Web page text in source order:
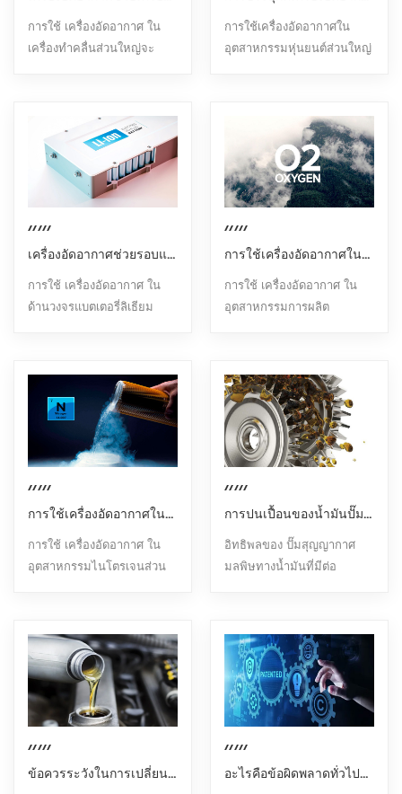
การใช้ เครื่องอัดอากาศ ใน
เครื่องทำคลื่นส่วนใหญ่จะ
อัดอากาศให้แหล่งอากาศอัดที่
จำเป็นสำหรับเครื่องคลื่น
อากาศอัดนี้ใช้เพื่อขับเคลื่อน
การเคลื่อนที่ของเครื่องทำ
คลื่นเพื่อจำลองผลกระทบของ
คลื่นทะเลในถังเก็บคลื่นเทียม
2.การป้องกันคุณภาพน้ำ: ใน
สถานที่เช่นสวนน้ำ การ
ควบคุมคุณภาพน้ำมีความเข้ม
งวดมาก ดังนั้นจึงมีข้อกำหนด
การใช้เครื่องอัดอากาศใน
อุตสาหกรรมหุ่นยนต์ส่วนใหญ่
เครื่องอัดอากาศช่วยให้หุ่น
ยนต์อุตสาหกรรมได้รับอากาศ
อัดที่จำเป็นในการทำงานต่างๆ
โดยทั่วไปหุ่นยนต์
อุตสาหกรรมจะใช้ตัวกระตุ้น
แบบนิวแมติกในการ
เคลื่อนไหวและการทำงาน
เช่น การหนีบ การหมุน การ
ผลักและการดึง ฯลฯ ซึ่งต้องใช้
อากาศอัดในการจ่ายพลังงาน
อากาศแรงดันสูง...
เครื่องอัดอากาศช่วยรอบแบตเตอรี่ลิเธียม
การใช้ เครื่องอัดอากาศ ใน
ด้านวงจรแบตเตอรี่ลิเธียม
เครื่องอัดอากาศให้พลังงานลม
อัดที่จำเป็นสำหรับการเชื่อม
โยงจำนวนมากใน
กระบวนการผลิตแบตเตอรี่ลิเธี
ยม รวมถึงการหล่อเหล็กแท่ง
การปล่อยก๊าซของวัตถุอากาศ
พลาสติก สารละลายกวน การ
ขนย้ายชิป การทำความ
สะอาดด้วยเจ็ท การขับเคลื่อน
เครื่องอัดบรรจุภัณฑ์ เครื่องยก
การใช้เครื่องอัดอากาศในการผลิตออกซิเจน
การใช้ เครื่องอัดอากาศ ใน
อุตสาหกรรมการผลิต
อากาศอัด: เครื่องอัดอากาศให้
อากาศอัดที่จำเป็นใน
กระบวนการผลิตออกซิเจน ซึ่ง
เป็นพื้นฐานสำหรับการทำงาน
ของระบบการผลิตออกซิเจน
เครื่องอัดอากาศจะอัดอากาศ
และป้อนเข้าไปในหน่วยแยก
ของหัวออกซิเจน ซึ่งจะแยก
ออกซิเจนออกจากอากาศผ่าน
เทคโนโลยีการแยกเฉพาะ
สามารถอัดอากาศจำนวนมา...
การใช้เครื่องอัดอากาศในอุตสาหกรรมไนโตรเจน
การใช้ เครื่องอัดอากาศ ใน
อุตสาหกรรมไนโตรเจนส่วน
เครื่องอัดอากาศให้แหล่ง
อากาศอัดที่จำเป็นสำหรับ
เครื่องกำเนิดไนโตรเจน ซึ่ง
เป็นพื้นฐานสำหรับการทำงาน
ปกติของเครื่องกำเนิด
ไนโตรเจน เครื่องอัดอากาศจะ
อัดอากาศเพื่อเพิ่มความดัน
และความหนาแน่นของอากาศ
การปนเปื้อนของน้ำมันปั๊มสุญญากาศส่งผลต่อประสิทธิภาพของปั๊มอย่างไร
อิทธิพลของ ปั๊มสุญญากาศ
มลพิษทางน้ำมันที่มีต่อ
1. สูญญากาศลดลง: น้ำมันปั๊ม
สุญญากาศที่ปนเปื้อนอาจส่ง
ผลต่อประสิทธิภาพการปิดผนึก
ของปั๊ม ส่งผลให้เกิดการรั่ว
ไหลของแก๊ส ซึ่งจะลดระดับ
สุญญากาศสูงสุดของปั๊ม
สุญญากาศ ทำให้ไม่สามารถ
ไปถึงระดับสุญญากาศที่
ข้อควรระวังในการเปลี่ยนถ่ายน้ำมันเครื่องปั๊มสุญญากาศมีอะไรบ้าง? อะไรคือข้อผิดพลาดทั่วไปของปั๊มสุญญากาศ? ฉันจะแก้ไขปัญหาได้อย่างไร?